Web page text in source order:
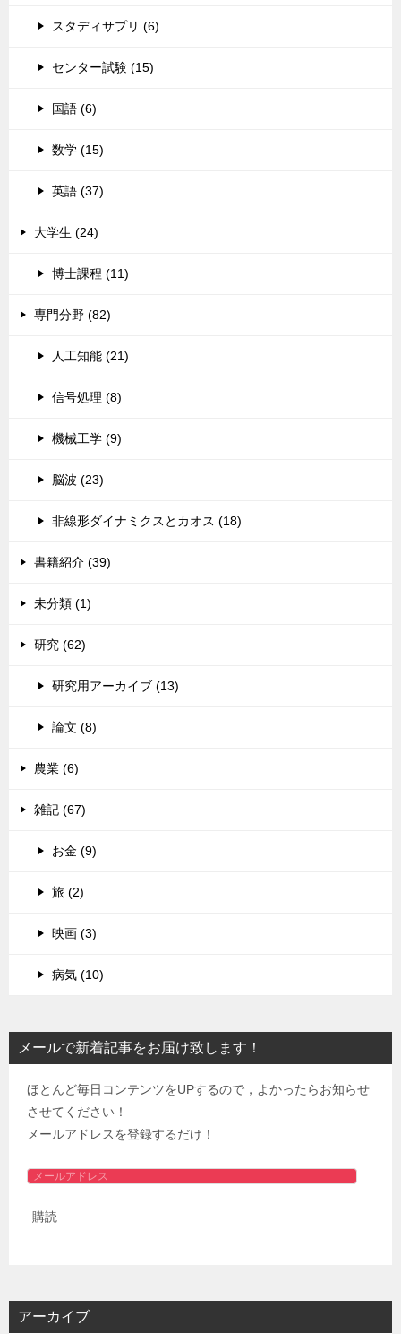
スタディサプリ (6)
センター試験 (15)
国語 (6)
数学 (15)
英語 (37)
大学生 (24)
博士課程 (11)
専門分野 (82)
人工知能 (21)
信号処理 (8)
機械工学 (9)
脳波 (23)
非線形ダイナミクスとカオス (18)
書籍紹介 (39)
未分類 (1)
研究 (62)
研究用アーカイブ (13)
論文 (8)
農業 (6)
雑記 (67)
お金 (9)
旅 (2)
映画 (3)
病気 (10)
メールで新着記事をお届け致します！
ほとんど毎日コンテンツをUPするので，よかったらお知らせ
させてください！
メールアドレスを登録するだけ！
メ
ル
ス
購読
アーカイブ